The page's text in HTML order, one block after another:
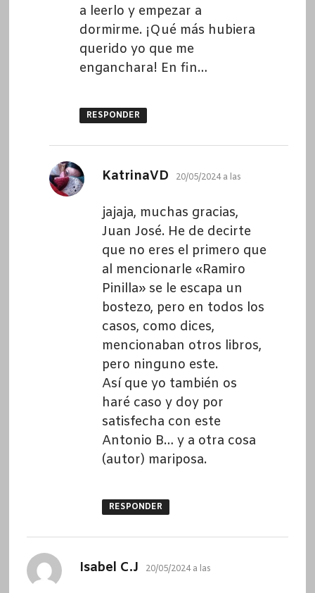
a leerlo y empezar a
dormirme. ¡Qué más hubiera
querido yo que me
enganchara! En fin…
RESPONDER
KatrinaVD dice:
20/05/2024 a las
jajaja, muchas gracias,
Juan José. He de decirte
que no eres el primero que
al mencionarle «Ramiro
Pinilla» se le escapa un
bostezo, pero en todos los
casos, como dices,
mencionaban otros libros,
pero ninguno este.
Así que yo también os
haré caso y doy por
satisfecha con este
Antonio B… y a otra cosa
(autor) mariposa.
RESPONDER
Isabel C.J dice:
20/05/2024 a las